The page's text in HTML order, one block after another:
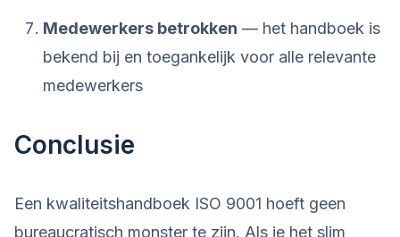
Medewerkers betrokken — het handboek is
bekend bij en toegankelijk voor alle relevante
medewerkers
Conclusie
Een kwaliteitshandboek ISO 9001 hoeft geen
bureaucratisch monster te zijn. Als je het slim